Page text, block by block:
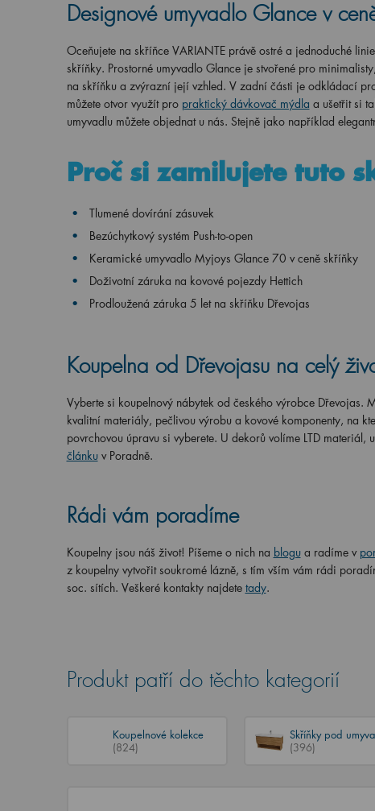
Designové umyvadlo Glance v
Oceňujete na skříňce VARIANTE právě ostré a jednoduché
skříňky. Prostorné umyvadlo Glance je stvořené pro
na skříňku a zvýrazní její vzhled. V zadní části je odkládací
můžete otvor využít pro praktický dávkovač mýdla a ušetřit si
umyvadlu můžete objednat u nás. Stejně jako například
Proč si zamilujete tuto
Tlumené dovírání zásuvek
Bezúchytkový systém Push-to-open
Keramické umyvadlo Myjoys Glance 70 v ceně skříňky
Doživotní záruka na kovové pojezdy Hettich
Prodloužená záruka 5 let na skříňku Dřevojas
Koupelna od Dřevojasu na celý
Vyberte si koupelnový nábytek od českého výrobce Dřevojas.
kvalitní materiály, pečlivou výrobu a kovové komponenty, na
povrchovou úpravu si vyberete. U dekorů volíme LTD
článku v Poradně.
Rádi vám poradíme
Koupelny jsou náš život! Píšeme o nich na blogu a radíme v
z koupelny vytvořit soukromé lázně, s tím vším vám rádi
soc. sítích. Veškeré kontakty najdete tady.
Produkt patří do těchto kategorií
Koupelnové kolekce
(824)
Skříňky pod
(396)